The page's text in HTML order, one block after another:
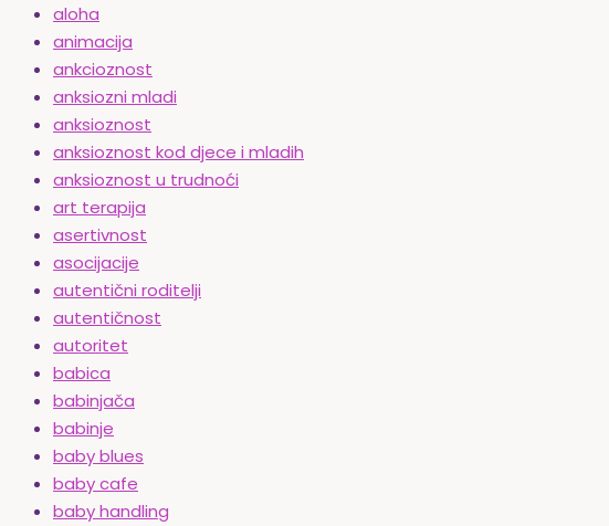
aloha
animacija
ankcioznost
anksiozni mladi
anksioznost
anksioznost kod djece i mladih
anksioznost u trudnoći
art terapija
asertivnost
asocijacije
autentični roditelji
autentičnost
autoritet
babica
babinjača
babinje
baby blues
baby cafe
baby handling